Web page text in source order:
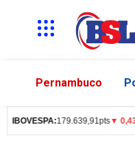
Pernambuco
179.639,91pts▼ 0,43%